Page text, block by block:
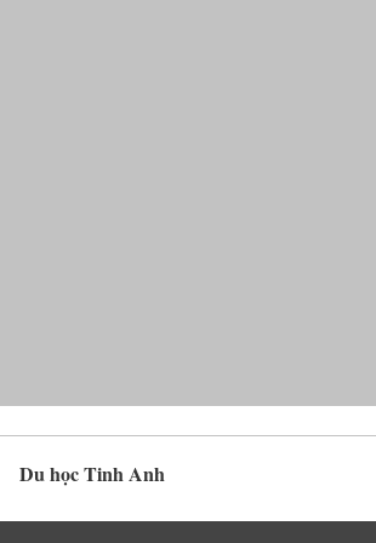
Du học Tinh Anh